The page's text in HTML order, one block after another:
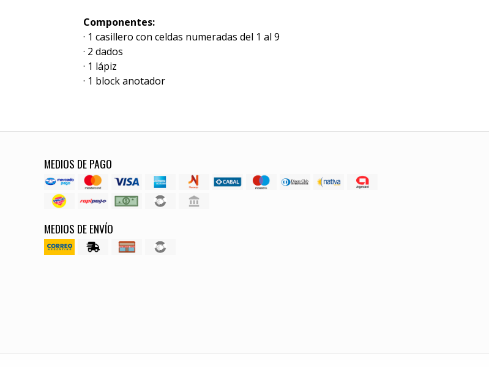
Componentes:
· 1 casillero con celdas numeradas del 1 al 9
· 2 dados
· 1 lápiz
· 1 block anotador
MEDIOS DE PAGO
MEDIOS DE ENVÍO